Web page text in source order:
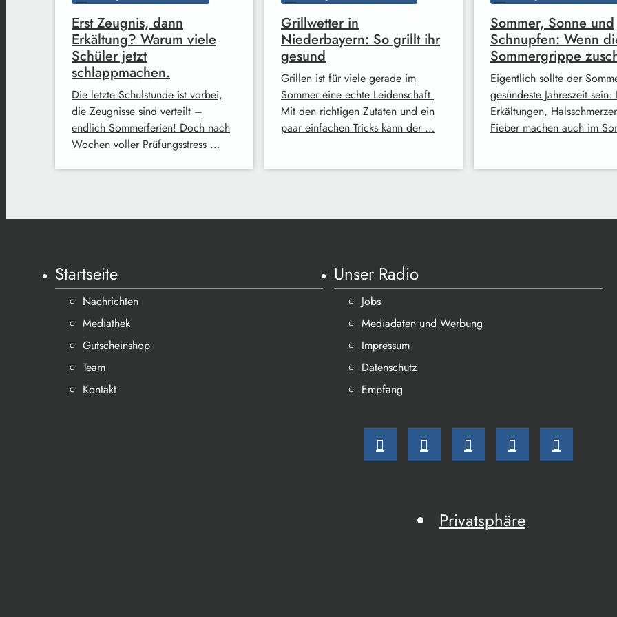
Erst Zeugnis, dann
Erkältung? Warum viele
Schüler jetzt
schlappmachen.
Die letzte Schulstunde ist vorbei,
die Zeugnisse sind verteilt –
endlich Sommerferien! Doch nach
Wochen voller Prüfungsstress …
Grillwetter in
Niederbayern: So grillt ihr
gesund
Grillen ist für viele gerade im
Sommer eine echte Leidenschaft.
Mit den richtigen Zutaten und ein
paar einfachen Tricks kann der …
Sommer, Sonne und
Schnupfen: Wenn
Sommergrippe
Eigentlich sollte der
gesündeste Jahreszeit
Erkältungen,
Fieber machen auch im
Startseite
Nachrichten
Mediathek
Gutscheinshop
Team
Kontakt
Unser Radio
Jobs
Mediadaten und Werbung
Impressum
Datenschutz
Empfang
Privatsphäre